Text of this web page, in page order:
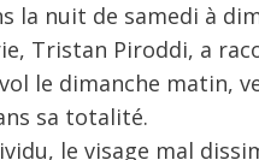
la nuit de samedi à
Tristan Piroddi, a
le dimanche matin,
sa totalité.
le visage mal